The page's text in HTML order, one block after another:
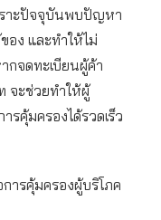
ราะปัจจุบันพบปัญหา
อง และทำให้ไม่
กจดทะเบียนผู้ค้า
จะช่วยทำให้ผู้
รคุ้มครองได้รวดเร็ว
ารคุ้มครองผู้บริโภค